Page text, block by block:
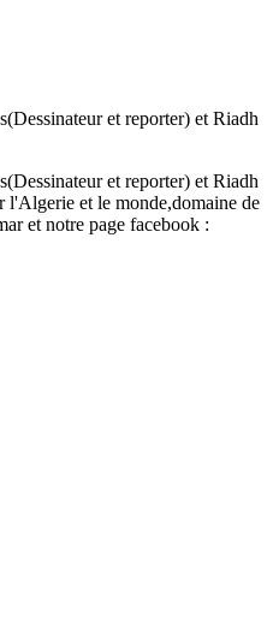
et reporter) et Riadh
et reporter) et Riadh
et le monde,domaine de
et notre page facebook :